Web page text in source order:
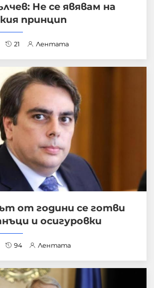
Не се явявам на
принцип
21 Лентата
от години се готви
и осигуровки
94 Лентата